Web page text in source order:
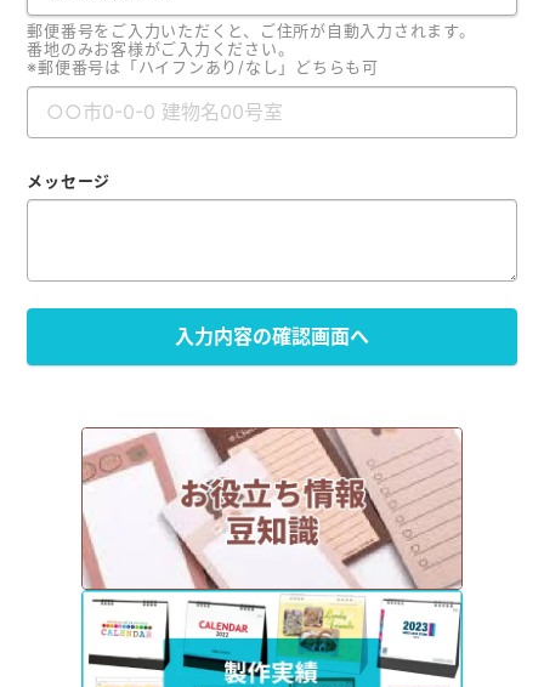
郵便番号をご入力いただくと、ご住所が自動入力されます。
番地のみお客様がご入力ください。
※郵便番号は「ハイフンあり/なし」どちらも可
メッセージ
入力内容の確認画面へ